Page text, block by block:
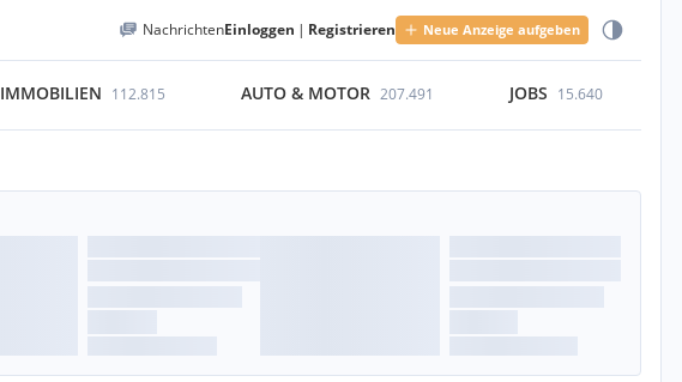
NachrichtenEinloggen | Registrieren Neue Anzeige aufgeben
IMMOBILIEN 112.815 AUTO & MOTOR 207.491 JOBS 15.640